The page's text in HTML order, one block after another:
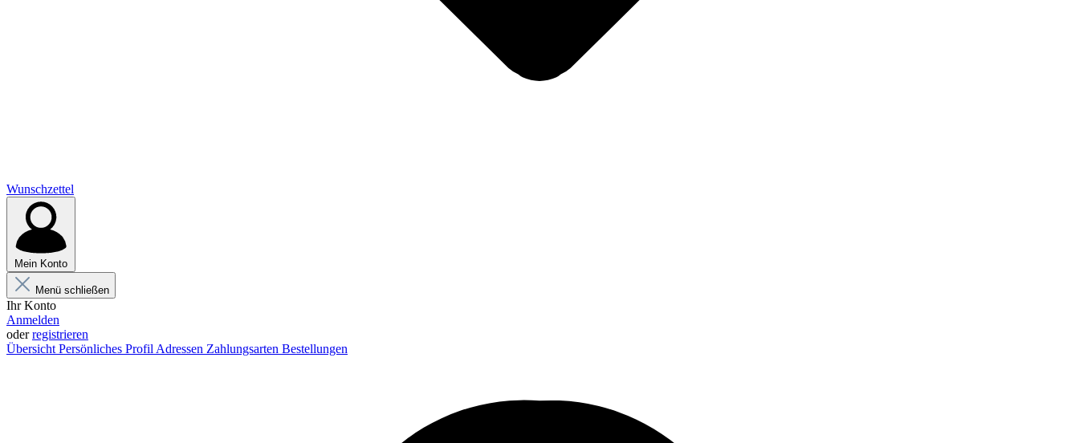
Wunschzettel
Mein Konto
Menü schließen
Ihr Konto
Anmelden
oderregistrieren
Übersicht Persönliches Profil Adressen Zahlungsarten Bestellungen